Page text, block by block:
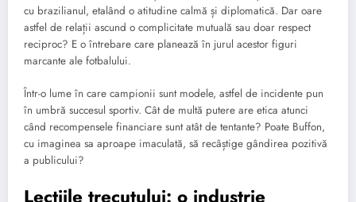
cu brazilianul, etalând o atitudine calmă și diplomatică. Dar oare
astfel de relații ascund o complicitate mutuală sau doar respect
reciproc? E o întrebare care planează în jurul acestor figuri
marcante ale fotbalului.
Într-o lume în care campionii sunt modele, astfel de incidente pun
în umbră succesul sportiv. Cât de multă putere are etica atunci
când recompensele financiare sunt atât de tentante? Poate Buffon,
cu imaginea sa aproape imaculată, să recâștige gândirea pozitivă
a publicului?
Lecțiile trecutului: o industrie